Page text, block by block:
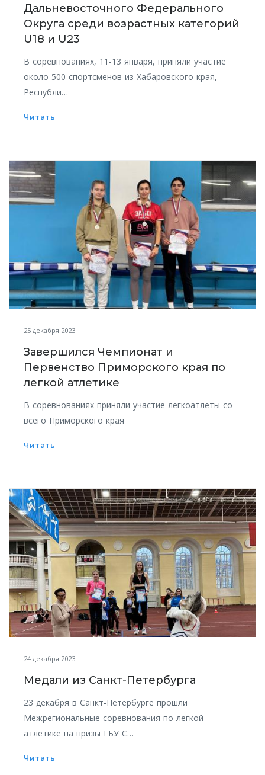
Дальневосточного Федерального
Округа среди возрастных категорий
U18 и U23
В соревнованиях, 11-13 января, приняли участие
около 500 спортсменов из Хабаровского края,
Республи…
Читать
25 декабря 2023
Завершился Чемпионат и
Первенство Приморского края по
легкой атлетике
В соревнованиях приняли участие легкоатлеты со
всего Приморского края
Читать
24 декабря 2023
Медали из Санкт-Петербурга
23 декабря в Санкт-Петербурге прошли
Межрегиональные соревнования по легкой
атлетике на призы ГБУ С…
Читать